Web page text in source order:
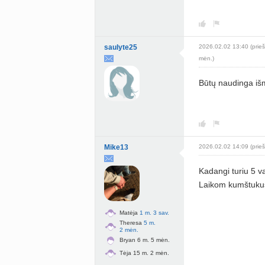
saulyte25
2026.02.02 13:40
mėn.)
Būtų naudinga
Mike13
Matėja 1 m. 3 sav.
Theresa 5 m.
2 mėn.
Bryan 6 m. 5 mėn.
Tėja 15 m. 2 mėn.
2026.02.02 14:09
Kadangi turiu 5
Laikom